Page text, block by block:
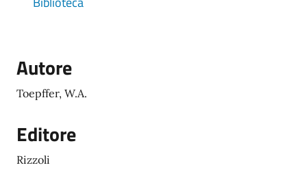
Autore
Toepffer, W.A.
Editore
Rizzoli